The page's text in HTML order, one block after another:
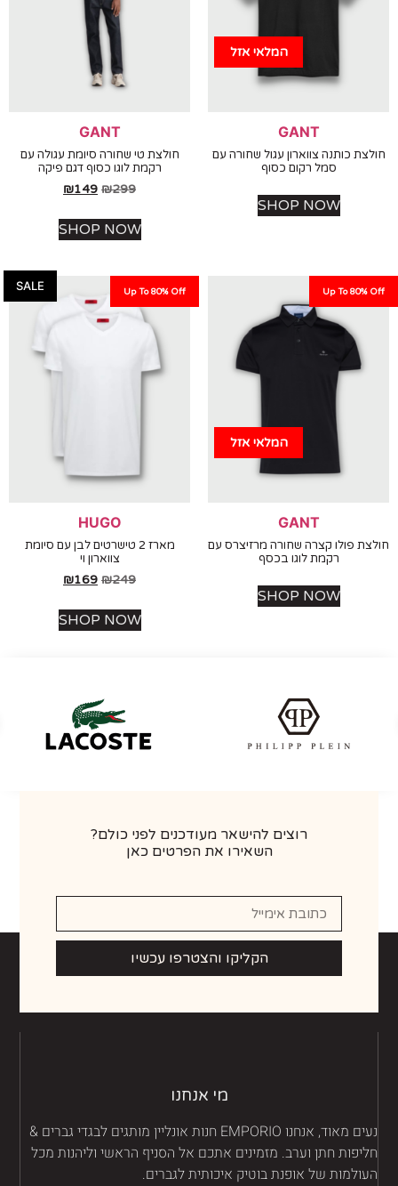
המלאי אזל
GANT
כותנה צווארון עגול שחורה עם
סמל רקום כסוף
SHOP NOW
GANT
חולצת טי שחורה סיומת עגולה עם
רקמת לוגו כסוף דגם פיקה
₪
₪149
SHOP NOW
Up To
המלאי אזל
GANT
פולו קצרה שחורה מרזיצרס עם
רקמת לוגו בכסף
SHOP NOW
Up To 80% Off
HUGO
מארז 2 טישרטים לבן עם סיומת
צווארון וי
₪
₪169
SHOP NOW
רוצים להישאר מעודכנים לפני כולם?
השאירו את הפרטים כאן
הקליקו והצטרפו עכשיו
מי אנחנו
נעים מאוד, אנחנו EMPORIO חנות אונליין מותגים לבגדי גברים &
חתן וערב. מזמינים אתכם אל הסניף הראשי וליהנות מכל
של אופנת בוטיק איכותית לגברים.